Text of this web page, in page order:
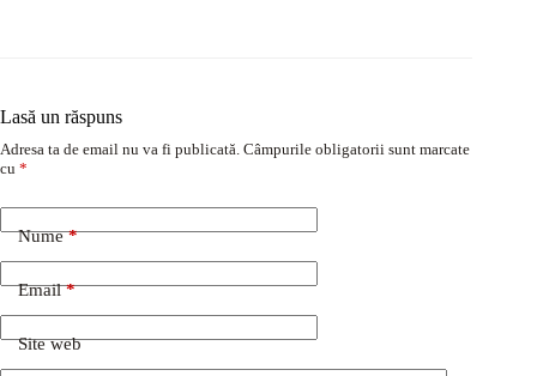
Lasă un răspuns
Adresa ta de email nu va fi publicată. Câmpurile obligatorii sunt marcate
cu *
Nume*
Email*
Site web